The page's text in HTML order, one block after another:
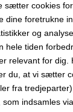
sætter cookies
dine foretrukne
og
hele tiden
relevant for dig.
du, at vi sætter
fra
som indsamles